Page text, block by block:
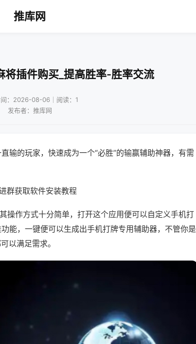
推库网
将插件购买_提高胜率-胜率交流
间：2026-08-06｜阅读：1
发布者：推库网
输的玩家，快速成为一个“必胜”的输赢辅助神器，有需
群获取软件安装教程
操作方式十分简单，打开这个应用便可以自定义手机打
能，一键便可以生成出手机打牌专用辅助器，不管你是
以满足需求。